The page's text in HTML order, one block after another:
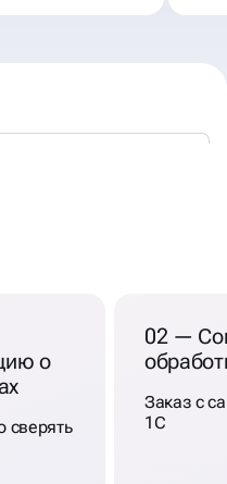
о
сверять
02 —
Заказ с
1С